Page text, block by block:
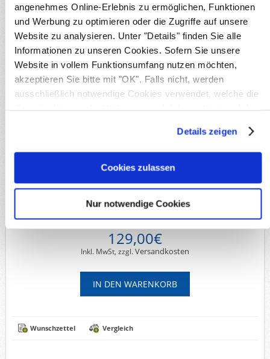
angenehmes Online-Erlebnis zu ermöglichen, Funktionen
und Werbung zu optimieren oder die Zugriffe auf unsere
Website zu analysieren. Unter "Details" finden Sie alle
Informationen zu unseren Cookies. Sofern Sie unsere
Website in vollem Funktionsumfang nutzen möchten,
akzeptieren Sie bitte mit "OK". Falls nicht, werden
ausschließlich notwendige Cookies verwendet, welche die
Details zeigen
Cookies zulassen
Nur notwendige Cookies
Briefe
Deutsche Gebiete
Deutsche Kolonien DNG
Details
Verfügbarkeit:1
Originalbild
Produktnr.:S21181c
Verfügbare Optionen
*Erhaltung:
129,00€
Inkl. MwSt, zzgl.Versandkosten
Wunschzettel Vergleich